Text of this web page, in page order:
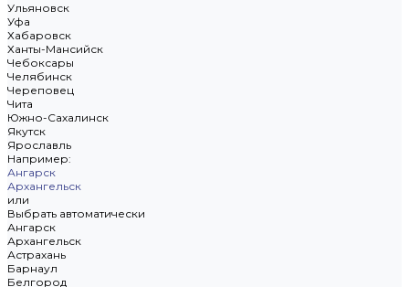
Ульяновск
Уфа
Хабаровск
Ханты-Мансийск
Чебоксары
Челябинск
Череповец
Чита
Южно-Сахалинск
Якутск
Ярославль
Например:
Ангарск
Архангельск
или
Выбрать автоматически
Ангарск
Архангельск
Астрахань
Барнаул
Белгород